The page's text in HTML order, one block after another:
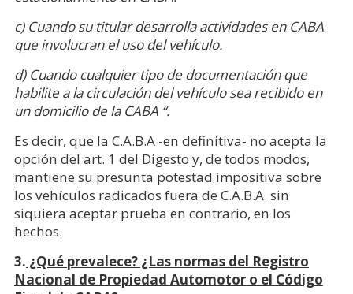
c) Cuando su titular desarrolla actividades en CABA
que involucran el uso del vehículo.
d) Cuando cualquier tipo de documentación que
habilite a la circulación del vehículo sea recibido en
un domicilio de la CABA “.
Es decir, que la C.A.B.A -en definitiva- no acepta la
opción del art. 1 del Digesto y, de todos modos,
mantiene su presunta potestad impositiva sobre
los vehículos radicados fuera de C.A.B.A. sin
siquiera aceptar prueba en contrario, en los
hechos.
3. ¿Qué prevalece? ¿Las normas del Registro
Nacional de Propiedad Automotor o el Código